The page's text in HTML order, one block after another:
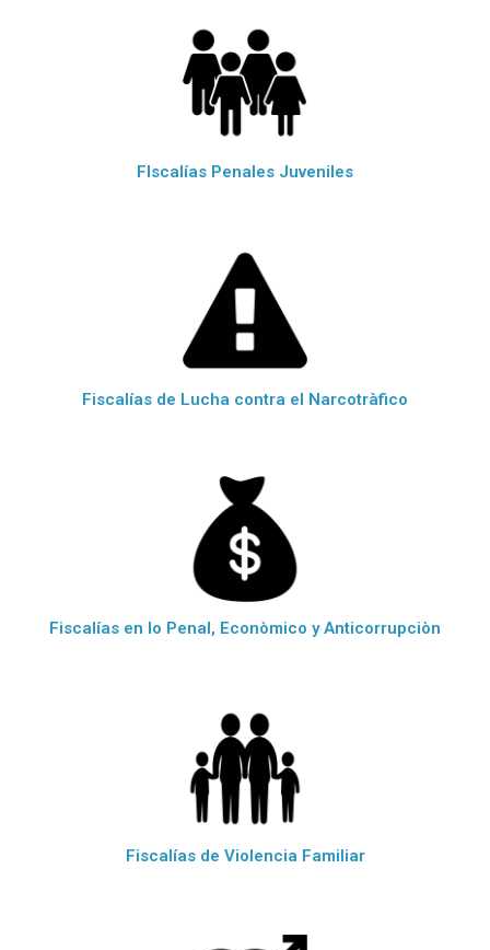
FIscalías Penales Juveniles
Fiscalías de Lucha contra el Narcotràfico
Fiscalías en lo Penal, Econòmico y Anticorrupciòn
Fiscalías de Violencia Familiar